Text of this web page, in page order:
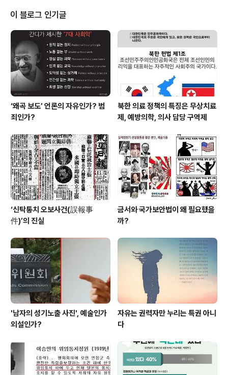
간 농민에게 정부가 하는 폭력도 모자라 극우단체까지 기
름을 붓고 있는 것이다. 이런 현실을 보는 언론의 시각은 어
떤가? 사람의 정서란 이해관계나 가치관에 따라 다르게 보
일 수도 있다. 똑같은 사건이라도 보는 사람에 따라 다르듯
이 언론도 똑같을 수 없다. 언론사의 사시(社是)나 사훈(社
訓)을 보면 하나같이 ‘진실, 공정,..
이 블로그 인기글
‘왜곡 보도’ 언론의 자유인가? 범
죄인가?
북한 의료 정책의 특징은 무상치료
제, 예방의학, 의사 담당 구역제
‘신탁통치 오보사건(誤報事
件)’의 진실
금서와 국가보안법이 왜 필요했을
까?
'남자의 성기노출 사진', 예술인가
외설인가?
자유는 권력자만 누리는 특권 아니
다